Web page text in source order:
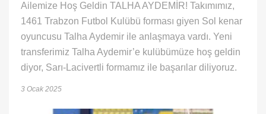
Ailemize Hoş Geldin TALHA AYDEMİR! Takımımız,
1461 Trabzon Futbol Kulübü forması giyen Sol kenar
oyuncusu Talha Aydemir ile anlaşmaya vardı. Yeni
transferimiz Talha Aydemir’e kulübümüze hoş geldin
diyor, Sarı-Lacivertli formamız ile başarılar diliyoruz.
3 Ocak 2025